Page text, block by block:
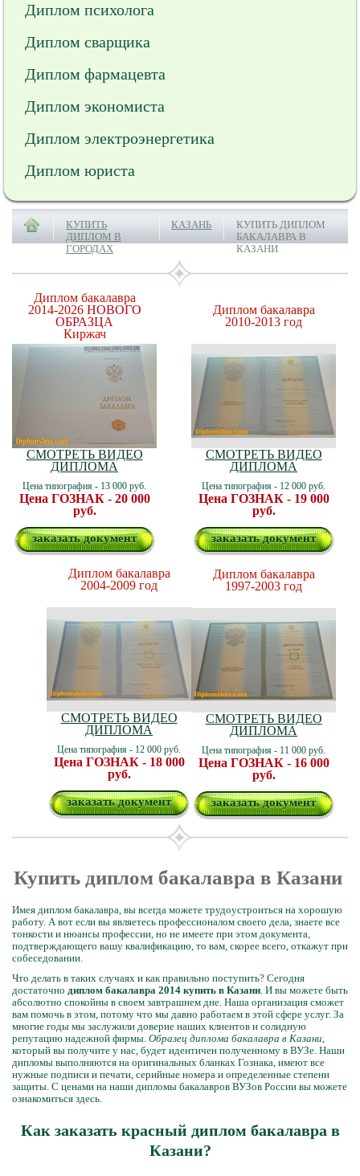
Диплом психолога
Диплом сварщика
Диплом фармацевта
Диплом экономиста
Диплом электроэнергетика
Диплом юриста
КУПИТЬ
ДИПЛОМ В
ГОРОДАХ
КАЗАНЬ
КУПИТЬ ДИПЛОМ
БАКАЛАВРА В
КАЗАНИ
Диплом бакалавра
2014-2026 НОВОГО
ОБРАЗЦА
Киржач
СМОТРЕТЬ ВИДЕО
ДИПЛОМА
Цена типография - 13 000 руб.
Цена ГОЗНАК - 20 000
руб.
заказать документ
Диплом бакалавра
2010-2013 год
СМОТРЕТЬ ВИДЕО
ДИПЛОМА
Цена типография - 12 000 руб.
Цена ГОЗНАК - 19 000
руб.
заказать документ
Диплом бакалавра
2004-2009 год
СМОТРЕТЬ ВИДЕО
ДИПЛОМА
Цена типография - 12 000 руб.
Цена ГОЗНАК - 18 000
руб.
заказать документ
Диплом бакалавра
1997-2003 год
СМОТРЕТЬ ВИДЕО
ДИПЛОМА
Цена типография - 11 000 руб.
Цена ГОЗНАК - 16 000
руб.
заказать документ
Купить диплом бакалавра в Казани
Имея диплом бакалавра, вы всегда можете трудоустроиться на хорошую
работу. А вот если вы являетесь профессионалом своего дела, знаете все
тонкости и нюансы профессии, но не имеете при этом документа,
подтверждающего вашу квалификацию, то вам, скорее всего, откажут при
собеседовании.
Что делать в таких случаях и как правильно поступить? Сегодня
достаточно диплом бакалавра 2014 купить в Казани. И вы можете быть
абсолютно спокойны в своем завтрашнем дне. Наша организация сможет
вам помочь в этом, потому что мы давно работаем в этой сфере услуг. За
многие годы мы заслужили доверие наших клиентов и солидную
репутацию надежной фирмы. Образец диплома бакалавра в Казани,
который вы получите у нас, будет идентичен полученному в ВУЗе. Наши
дипломы выполняются на оригинальных бланках Гознака, имеют все
нужные подписи и печати, серийные номера и определенные степени
защиты. С ценами на наши дипломы бакалавров ВУЗов России вы можете
ознакомиться здесь.
Как заказать красный диплом бакалавра в
Казани?